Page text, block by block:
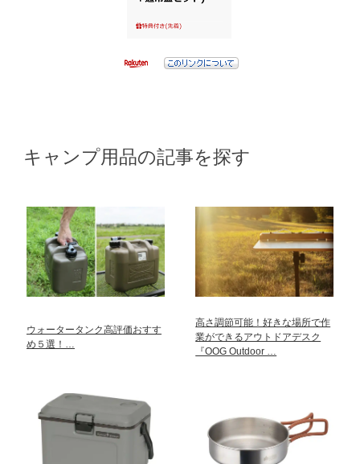
キャンプ用品の記事を探す
ウォータータンク高評価おすす
め５選！…
高さ調節可能！好きな場所で作
業ができるアウトドアデスク
『OOG Outdoor …